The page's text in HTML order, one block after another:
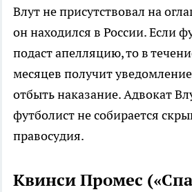
Влут не присутствовал на
он находился в России. Если
подаст апелляцию, то в
месяцев получит
отбыть наказание. Адвокат
футболист не собирается
правосудия.
Квинси Промес